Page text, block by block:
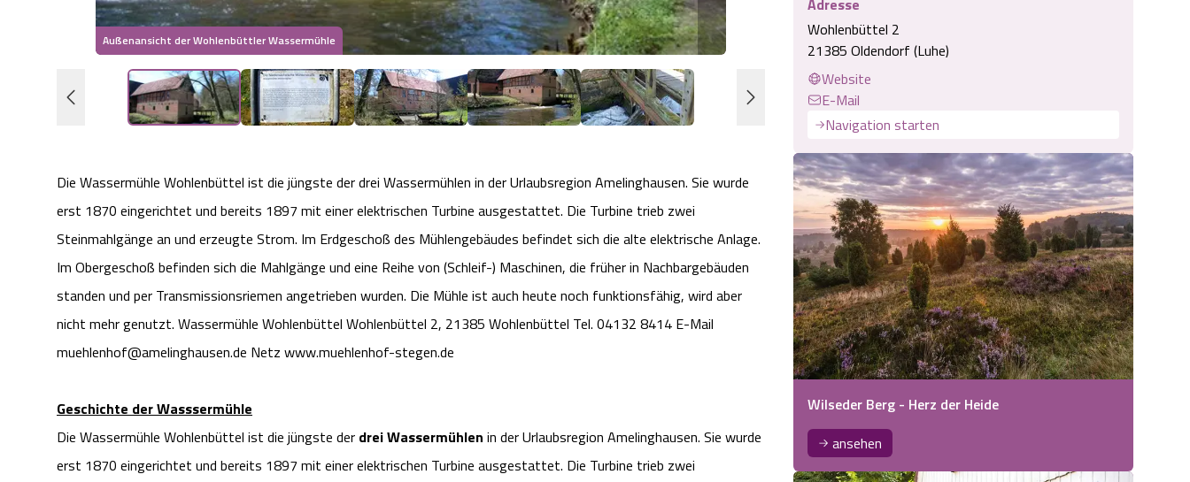
Außenansicht der Wohlenbüttler Wassermühle
Die Wassermühle Wohlenbüttel ist die jüngste der drei Wassermühlen in der Urlaubsregion Amelinghausen. Sie wurde
erst 1870 eingerichtet und bereits 1897 mit einer elektrischen Turbine ausgestattet. Die Turbine trieb zwei
Steinmahlgänge an und erzeugte Strom. Im Erdgeschoß des Mühlengebäudes befindet sich die alte elektrische Anlage.
Im Obergeschoß befinden sich die Mahlgänge und eine Reihe von (Schleif-) Maschinen, die früher in Nachbargebäuden
standen und per Transmissionsriemen angetrieben wurden. Die Mühle ist auch heute noch funktionsfähig, wird aber
nicht mehr genutzt. Wassermühle Wohlenbüttel Wohlenbüttel 2, 21385 Wohlenbüttel Tel. 04132 8414 E-Mail
muehlenhof@amelinghausen.de Netz www.muehlenhof-stegen.de
Geschichte der Wasssermühle
Die Wassermühle Wohlenbüttel ist die jüngste der drei Wassermühlen in der Urlaubsregion Amelinghausen. Sie wurde
erst 1870 eingerichtet und bereits 1897 mit einer elektrischen Turbine ausgestattet. Die Turbine trieb zwei
Adresse
Wohlenbüttel 2
21385 Oldendorf (Luhe)
Website
E-Mail
Navigation starten
Wilseder Berg - Herz der Heide
ansehen